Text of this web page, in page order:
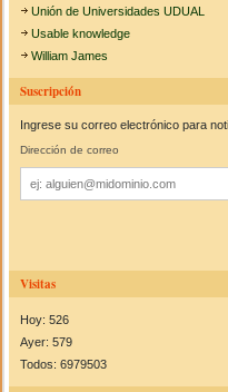
Unión de Universidades UDUAL
Usable knowledge
William James
Suscripción
Ingrese su correo electrónico para
Dirección de correo
Dirección
de
correo
Visitas
Hoy: 526
Ayer: 579
Todos: 6979503